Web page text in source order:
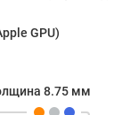
GPU)
8.75 мм